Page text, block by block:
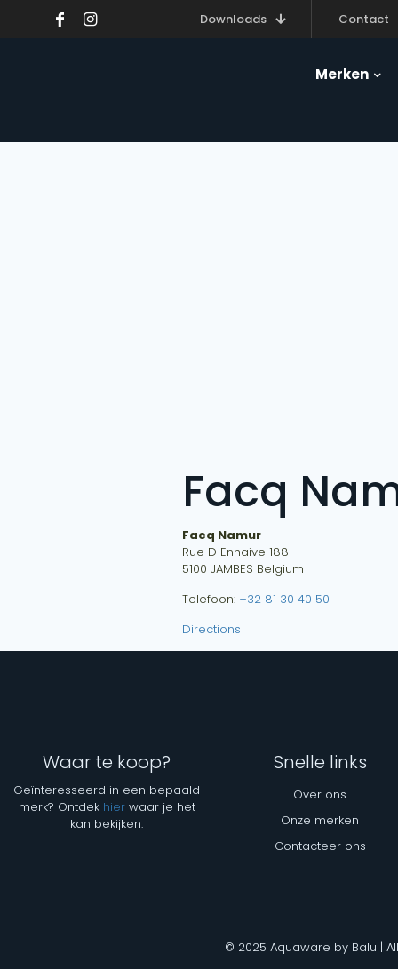
Downloads Contact
Merken
Facq
Facq Namur
Rue D Enhaive 188
5100 JAMBES Belgium
Telefoon: +32 81 30 40 50
Directions
Waar te koop?
Geïnteresseerd in een bepaald
merk? Ontdek hierwaar je het
kan bekijken.
Snelle links
Over ons
Onze merken
Contacteer ons
© 2025 Aquaware by Balu |